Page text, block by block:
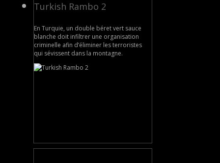
Turkish Rambo 2
En Turquie, un double béret vert sauce
blanche doit infiltrer une organisation
criminelle afin d’éliminer les terroristes
qui sévissent dans la montagne.